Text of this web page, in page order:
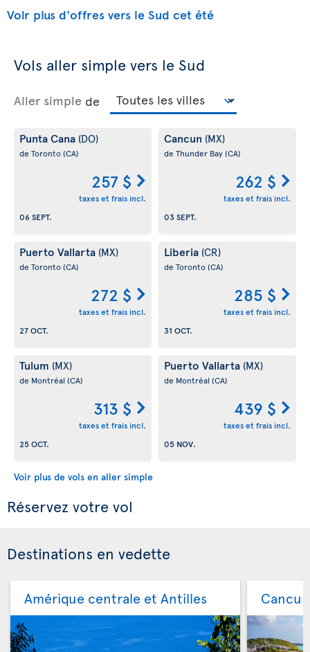
Voir plus d'offres vers le Sud cet été
Vols aller simple vers le Sud
Aller simple de
Punta Cana (DO)
de Toronto(CA)
257 $
taxes et frais incl.
06 SEPT.
Cancun (MX)
de Thunder Bay(CA)
262 $
taxes et frais incl.
03 SEPT.
Puerto Vallarta (MX)
de Toronto(CA)
272 $
taxes et frais incl.
27 OCT.
Liberia (CR)
de Toronto(CA)
285 $
taxes et frais incl.
31 OCT.
Tulum (MX)
de Montréal (CA)
313 $
taxes et frais incl.
25 OCT.
Puerto Vallarta (MX)
de Montréal (CA)
439 $
taxes et frais incl.
05 NOV.
Voir plus de vols en aller simple
Réservez votre vol
Destinations en vedette
Amérique centrale et Antilles Cancun